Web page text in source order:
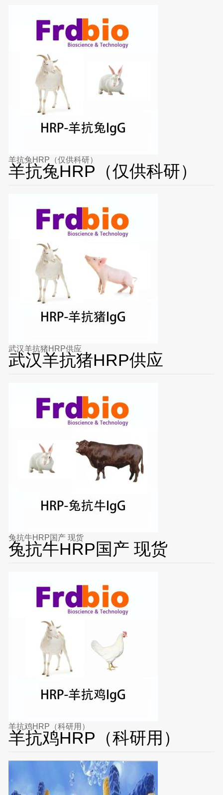
羊抗兔HRP（仅供科研）
羊抗兔HRP（仅供科研）
武汉羊抗猪HRP供应
武汉羊抗猪HRP供应
兔抗牛HRP国产 现货
兔抗牛HRP国产 现货
羊抗鸡HRP（科研用）
羊抗鸡HRP（科研用）